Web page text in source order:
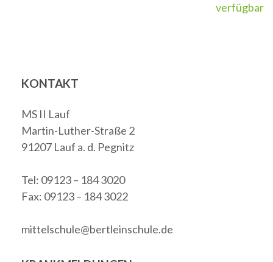
verfügbar
KONTAKT
MS II Lauf
Martin-Luther-Straße 2
91207 Lauf a. d. Pegnitz
Tel: 09123 – 184 3020
Fax: 09123 – 184 3022
mittelschule@bertleinschule.de